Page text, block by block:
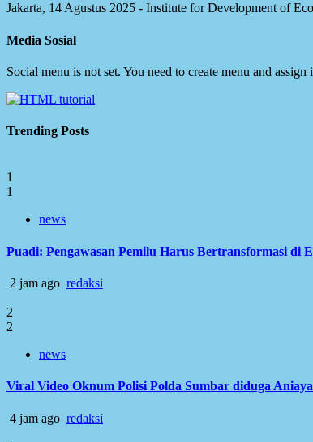
Jakarta, 14 Agustus 2025 - Institute for Development of
Media Sosial
Social menu is not set. You need to create menu and
Trending Posts
1
1
news
Puadi: Pengawasan Pemilu Harus Bertransformasi di
2 jam ago redaksi
2
2
news
Viral Video Oknum Polisi Polda Sumbar diduga
4 jam ago redaksi